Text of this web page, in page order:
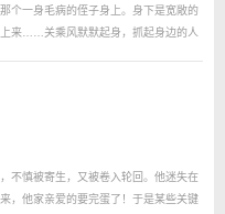
个一身毛病的侄子身上。身下是宽敞的
来……关乘风默默起身，抓起身边的人
不慎被寄生，又被卷入轮回。他迷失在
，他家亲爱的要完蛋了！于是某些关键